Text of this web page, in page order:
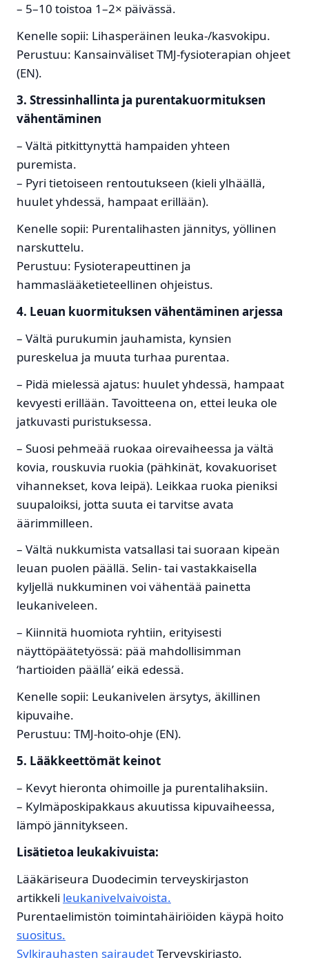
– 5–10 toistoa 1–2× päivässä.
Kenelle sopii: Lihasperäinen leuka-/kasvo­kipu.
Perustuu: Kansainväliset TMJ-fysioterapian ohjeet
(EN).
3. Stressinhallinta ja purentakuormituksen
vähentäminen
– Vältä pitkittynyttä hampaiden yhteen
puremista.
– Pyri tietoiseen rentoutukseen (kieli ylhäällä,
huulet yhdessä, hampaat erillään).
Kenelle sopii: Purentalihasten jännitys, yöllinen
narskuttelu.
Perustuu: Fysioterapeuttinen ja
hammaslääketieteellinen ohjeistus.
4. Leuan kuormituksen vähentäminen arjessa
– Vältä purukumin jauhamista, kynsien
pureskelua ja muuta turhaa purentaa.
– Pidä mielessä ajatus: huulet yhdessä, hampaat
kevyesti erillään. Tavoitteena on, ettei leuka ole
jatkuvasti puristuksessa.
– Suosi pehmeää ruokaa oirevaiheessa ja vältä
kovia, rouskuvia ruokia (pähkinät, kovakuoriset
vihannekset, kova leipä). Leikkaa ruoka pieniksi
suupaloiksi, jotta suuta ei tarvitse avata
äärimmilleen.
– Vältä nukkumista vatsallasi tai suoraan kipeän
leuan puolen päällä. Selin- tai vastakkaisella
kyljellä nukkuminen voi vähentää painetta
leukaniveleen.
– Kiinnitä huomiota ryhtiin, erityisesti
näyttöpäätetyössä: pää mahdollisimman
‘hartioiden päällä’ eikä edessä.
Kenelle sopii: Leukanivelen ärsytys, äkillinen
kipuvaihe.
Perustuu: TMJ-hoito-ohje (EN).
5. Lääkkeettömät keinot
– Kevyt hieronta ohimoille ja purentalihaksiin.
– Kylmäposkipakkaus akuutissa kipuvaiheessa,
lämpö jännitykseen.
Lisätietoa leukakivuista:
Lääkäriseura Duodecimin terveyskirjaston
artikkeli leukanivelvaivoista.
Purentaelimistön toimintahäiriöiden käypä hoito
suositus.
Sylkirauhasten sairaudetTerveyskirjasto.